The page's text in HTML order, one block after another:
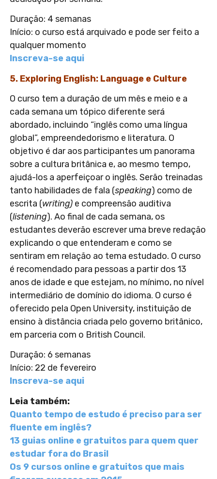
Duração: 4 semanas
Início: o curso está arquivado e pode ser feito a
qualquer momento
Inscreva-se aqui
5. Exploring English: Language e Culture
O curso tem a duração de um mês e meio e a
cada semana um tópico diferente será
abordado, incluindo “inglês como uma língua
global”, empreendedorismo e literatura. O
objetivo é dar aos participantes um panorama
sobre a cultura britânica e, ao mesmo tempo,
ajudá-los a aperfeiçoar o inglês. Serão treinadas
tanto habilidades de fala (speaking) como de
escrita (writing) e compreensão auditiva
(listening). Ao final de cada semana, os
estudantes deverão escrever uma breve redação
explicando o que entenderam e como se
sentiram em relação ao tema estudado. O curso
é recomendado para pessoas a partir dos 13
anos de idade e que estejam, no mínimo, no nível
intermediário de domínio do idioma. O curso é
oferecido pela Open University, instituição de
ensino à distância criada pelo governo britânico,
em parceria com o British Council.
Duração: 6 semanas
Início: 22 de fevereiro
Inscreva-se aqui
Leia também:
Quanto tempo de estudo é preciso para ser
fluente em inglês?
13 guias online e gratuitos para quem quer
estudar fora do Brasil
Os 9 cursos online e gratuitos que mais